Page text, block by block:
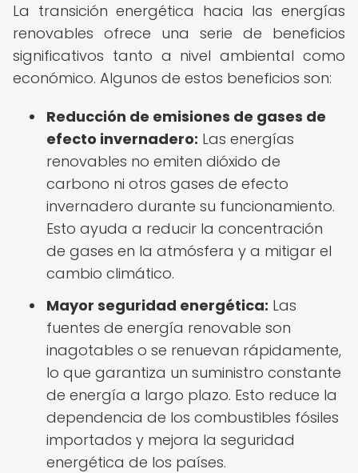
La transición energética hacia las energías
renovables ofrece una serie de beneficios
significativos tanto a nivel ambiental como
económico. Algunos de estos beneficios son:
Reducción de emisiones de gases de
efecto invernadero: Las energías
renovables no emiten dióxido de
carbono ni otros gases de efecto
invernadero durante su funcionamiento.
Esto ayuda a reducir la concentración
de gases en la atmósfera y a mitigar el
cambio climático.
Mayor seguridad energética: Las
fuentes de energía renovable son
inagotables o se renuevan rápidamente,
lo que garantiza un suministro constante
de energía a largo plazo. Esto reduce la
dependencia de los combustibles fósiles
importados y mejora la seguridad
energética de los países.